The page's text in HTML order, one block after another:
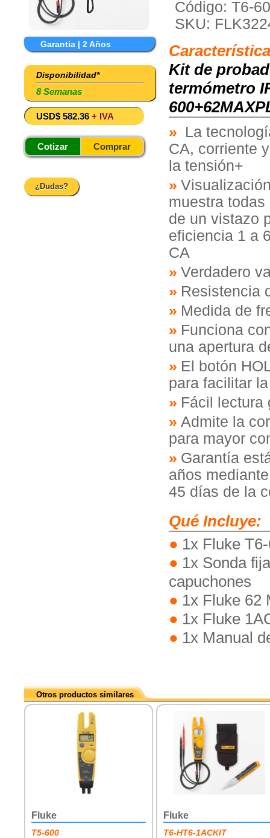
Garantia | 2 Años
Disponibilidad*
8 Semanas
USD$ 582.36 + IVA
Cotizar Comprar
¿Dudas?
Código: T6-
SKU:
Kit de
termómetro
La
CA, corriente
la tensión+
muestra
de un vistazo
eficiencia 1 a
CA
Verdadero
Resistencia
Medida de
Funciona
una apertura
El botón
para facilitar
Fácil lectura
Admite la
para mayor
Garantía
años
45 días de la
Qué Incluye:
1x Fluke
1x Sonda
capuchones
1x Fluke 62
1x Fluke
1x Manual
Otros productos similares
Fluke
T5-600
Fluke
T6-HT6-1ACKIT